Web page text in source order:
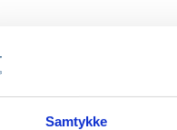
Samtykke